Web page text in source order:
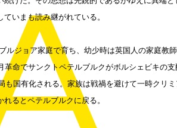
いまも読み継がれている。
ルジョア家庭で育ち、幼少時は英国人の家庭教
命でサンクトペテルブルクがボルシェビキの支
国有化される。家族は戦禍を避けて一時クリ
るとペテルブルクに戻る。